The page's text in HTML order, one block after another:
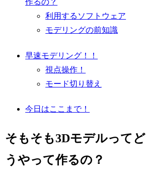
作るの？
利用するソフトウェア
モデリングの前知識
早速モデリング！！
視点操作！
モード切り替え
今日はここまで！
そもそも3Dモデルってど
うやって作るの？